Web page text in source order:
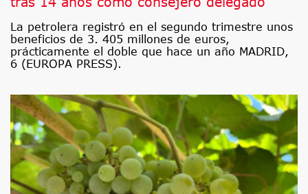
La petrolera registró en el segundo trimestre unos
beneficios de 3. 405 millones de euros,
prácticamente el doble que hace un año MADRID,
6 (EUROPA PRESS).